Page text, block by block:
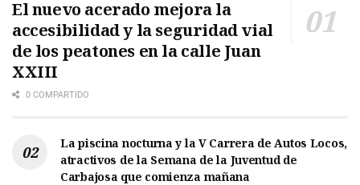
El nuevo acerado mejora la
accesibilidad y la seguridad vial
de los peatones en la calle Juan
XXIII
0 COMPARTIDO
La piscina nocturna y la V Carrera de Autos Locos,
atractivos de la Semana de la Juventud de
Carbajosa que comienza mañana